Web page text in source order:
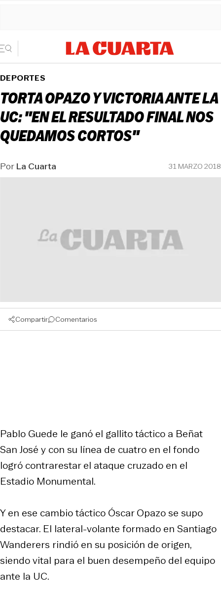
DEPORTES
TORTA OPAZO Y VICTORIA ANTE LA
UC: "EN EL RESULTADO FINAL NOS
QUEDAMOS CORTOS"
PorLa Cuarta 31 MARZO 2018
Compartir Comentarios
Pablo Guede le ganó el gallito táctico a Beñat
San José y con su línea de cuatro en el fondo
logró contrarestar el ataque cruzado en el
Estadio Monumental.
Y en ese cambio táctico Óscar Opazo se supo
destacar. El lateral-volante formado en Santiago
Wanderers rindió en su posición de origen,
siendo vital para el buen desempeño del equipo
ante la UC.